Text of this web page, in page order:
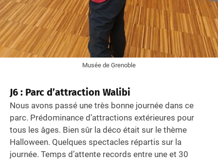
Musée de Grenoble
J6 : Parc d’attraction Walibi
Nous avons passé une très bonne journée dans ce
parc. Prédominance d’attractions extérieures pour
tous les âges. Bien sûr la déco était sur le thème
Halloween. Quelques spectacles répartis sur la
journée. Temps d’attente records entre une et 30